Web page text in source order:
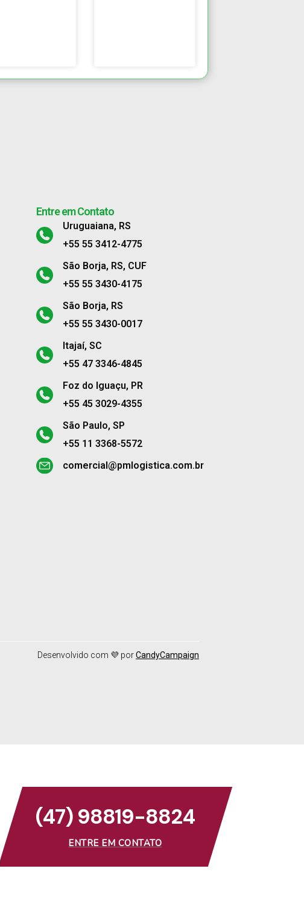
Entre em Contato
Uruguaiana, RS
+55 55 3412-4775
São Borja, RS, CUF
+55 55 3430-4175
São Borja, RS
+55 55 3430-0017
Itajaí, SC
+55 47 3346-4845
Foz do Iguaçu, PR
+55 45 3029-4355
São Paulo, SP
+55 11 3368-5572
comercial@pmlogistica.com.br
Desenvolvido com 💜 porCandyCampaign
(47) 98819-8824
ENTRE EM CONTATO